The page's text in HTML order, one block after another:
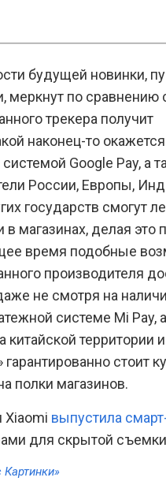
будущей новинки,
по сравнению
трекера получит
наконец-то
Google Pay, а
России, Европы,
государств смогут
в магазинах, делая это
время подобные
производителя
не смотря на
системе Mi Pay,
китайской территории
стоит
полки магазинов.
Xiaomi выпустила
для скрытой
Картинки»